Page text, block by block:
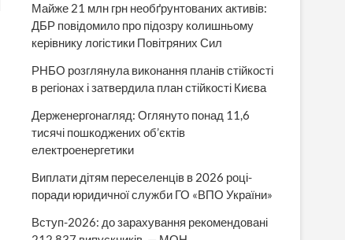
Майже 21 млн грн необґрунтованих активів:
ДБР повідомило про підозру колишньому
керівнику логістики Повітряних Сил
РНБО розглянула виконання планів стійкості
в регіонах і затвердила план стійкості Києва
Держенергонагляд: Оглянуто понад 11,6
тисячі пошкоджених об’єктів
електроенергетики
Виплати дітям переселенців в 2026 році-
поради юридичної служби ГО «ВПО України»
Вступ-2026: до зарахування рекомендовані